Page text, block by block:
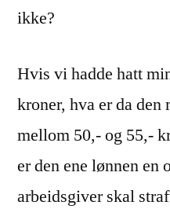
ikke?
Hvis vi hadde hatt
kroner, hva er da
mellom 50,- og 55,-
er den ene lønnen en
arbeidsgiver skal